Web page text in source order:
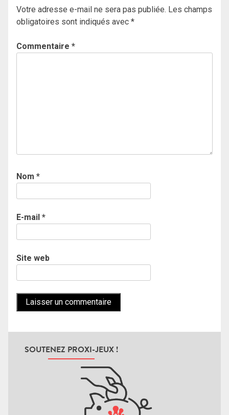
Votre adresse e-mail ne sera pas publiée. Les champs
obligatoires sont indiqués avec *
Commentaire *
Nom *
E-mail *
Site web
SOUTENEZ PROXI-JEUX !